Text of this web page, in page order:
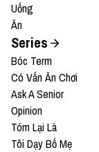
Uống
Ăn
Series
Bóc Term
Có Vấn Ăn Chơi
Ask A Senior
Opinion
Tóm Lại Là
Tôi Dạy Bố Mẹ